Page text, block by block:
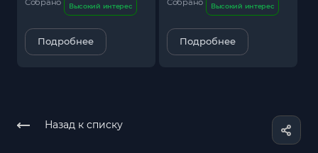
Собрано Высокий интерес
Подробнее
Собрано Высокий интерес
Подробнее
Назад к списку